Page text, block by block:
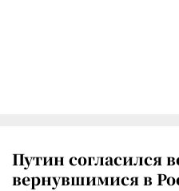
Путин согласился
вернувшимися в